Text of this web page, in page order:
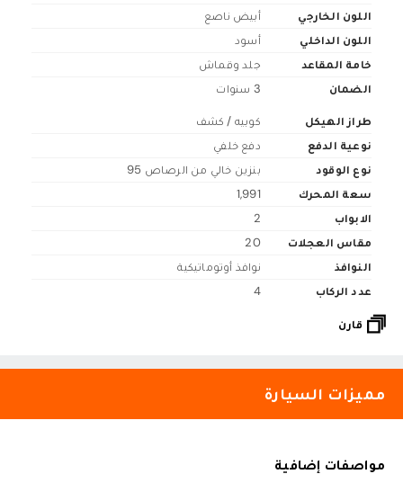
اللون الخارجي
أبيض ناصع
اللون الداخلي
أسود
خامة المقاعد
جلد وقماش
الضمان
3 سنوات
طراز الهيكل
كوبيه / كشف
نوعية الدفع
دفع خلفي
نوع الوقود
بنزين خالي من الرصاص 95
سعة المحرك
1,991
الابواب
2
مقاس العجلات
20
النوافذ
نوافذ أوتوماتيكية
عدد الركاب
4
قارن
مميزات السيارة
مواصفات إضافية